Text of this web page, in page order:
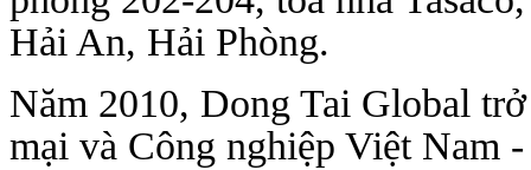
Hải An, Hải Phòng.
Năm 2010, Dong Tai Global
mại và Công nghiệp Việt Nam